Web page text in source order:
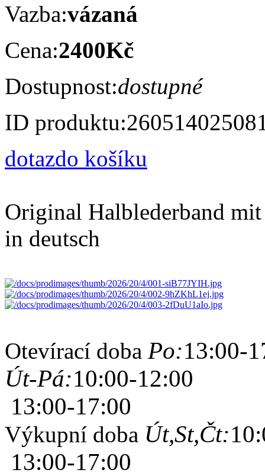
Vazba:vázaná
Cena:2400Kč
Dostupnost:dostupné
ID produktu:
dotazdo košíku
Original Halblederband
in deutsch
Otevírací doba Po:13:00-
Út-Pá:10:00-12:00
13:00-17:00
Výkupní doba Út,St,Čt:
13:00-17:00